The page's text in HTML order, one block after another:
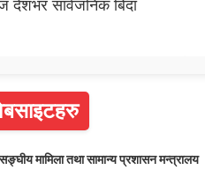
सार्वजनिक बिदा
सङ्घीय मामिला तथा सामान्य प्रशासन मन्त्रालय